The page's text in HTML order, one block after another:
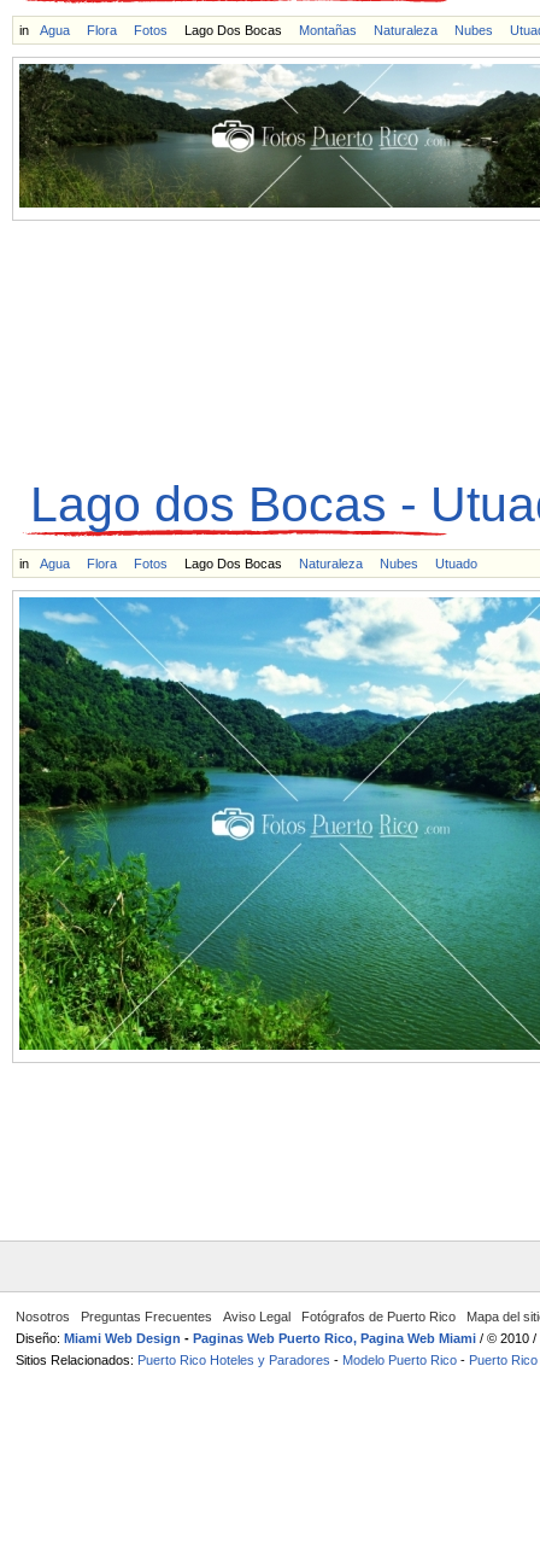
in Agua Flora Fotos Lago Dos Bocas Montañas Naturaleza Nubes
Lago dos Bocas -
in Agua Flora Fotos Lago Dos Bocas Naturaleza Nubes Utuado
Nosotros Preguntas Frecuentes Aviso Legal Fotógrafos de Puerto Rico
Mapa del
Diseño: Miami Web Design - Paginas Web Puerto Rico, Pagina Web Miami / © 2010 /
Sitios Relacionados: Puerto Rico Hoteles y Paradores - Modelo Puerto Rico - Puerto